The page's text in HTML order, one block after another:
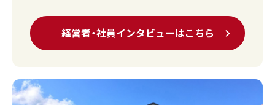
経営者・社員インタビューはこちら